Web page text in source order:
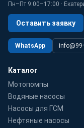
Пн–Пт 9:00–17:00 ·
Оставить заявку
WhatsApp
Каталог
Мотопомпы
Водяные насосы
Насосы для ГСМ
Нефтяные насосы